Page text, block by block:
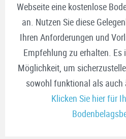
Webseite eine kostenlose
an. Nutzen Sie diese
Ihren Anforderungen und
Empfehlung zu erhalten.
Möglichkeit, um
sowohl funktional als auch
Klicken Sie hier für